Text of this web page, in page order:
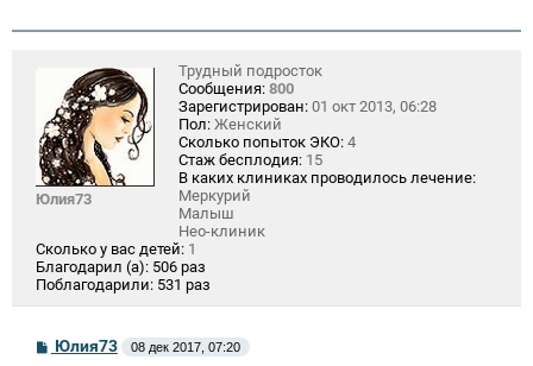
Юлия73
Трудный подросток
Сообщения: 800
Зарегистрирован: 01 окт 2013, 06:28
Пол: Женский
Сколько попыток ЭКО: 4
Стаж бесплодия: 15
В каких клиниках проводилось лечение:
Меркурий
Малыш
Нео-клиник
Сколько у вас детей: 1
Благодарил (а): 506 раз
Поблагодарили: 531 раз
СЮлия73 08 дек 2017, 07:20